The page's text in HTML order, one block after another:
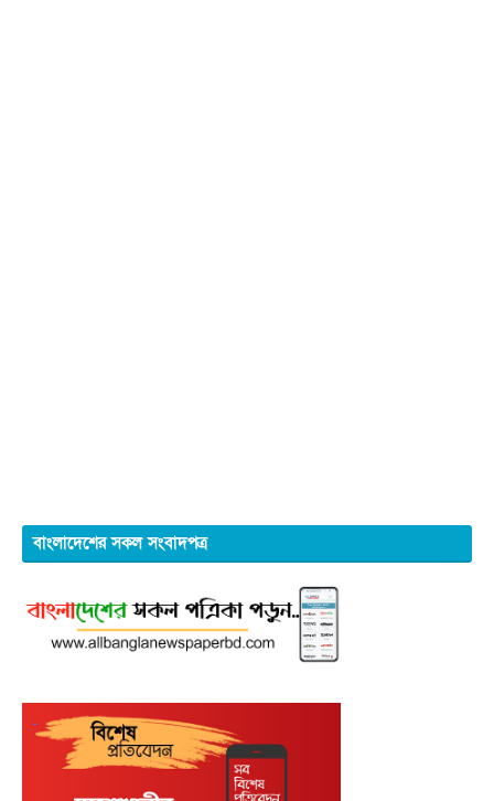
বাংলাদেশের সকল সংবাদপত্র